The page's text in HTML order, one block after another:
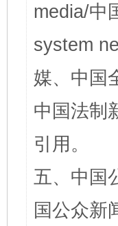
media/中
system
媒、中国
中国法制
引用。
五、中国
国公众新